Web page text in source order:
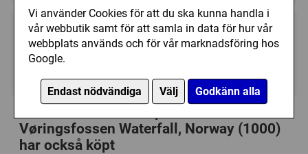
Vi använder Cookies för att du ska kunna handla i
vår webbutik samt för att samla in data för hur vår
webbplats används och för vår marknadsföring hos
Google.
Endast nödvändiga Välj Godkänn alla
149 kr Utgått
Vøringsfossen Waterfall, Norway (1000)
har också köpt